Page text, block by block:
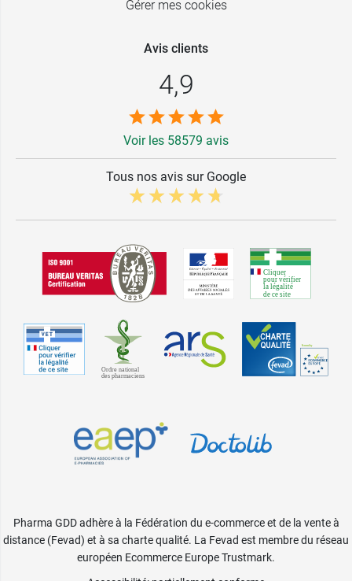
Gérer mes cookies
Avis clients
4,9
Voir les 58579 avis
Tous nos avis sur Google
Pharma GDD adhère à la Fédération du e-commerce et de la vente à
distance (Fevad) et à sa charte qualité. La Fevad est membre du réseau
européen Ecommerce Europe Trustmark.